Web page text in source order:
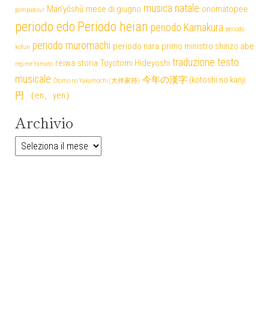
pompadour Man'yōshū mese di giugno musica natale onomatopee
periodo edo Periodo heian periodo Kamakura periodo
kofun periodo muromachi periodo nara primo ministro shinzo abe
regime Yamato reiwa storia Toyotomi Hideyoshi traduzione testo
musicale Ōtomo no Yakamochi (大伴家持) 今年の漢字 (kotoshi no kanji
円 （en、yen）
Archivio
Archivio